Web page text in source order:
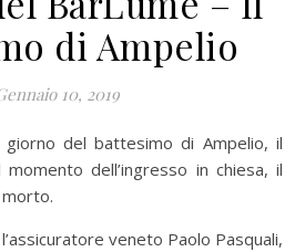
di Ampelio
10, 2019
dell’ingresso in chiesa, il
veneto Paolo Pasquali,